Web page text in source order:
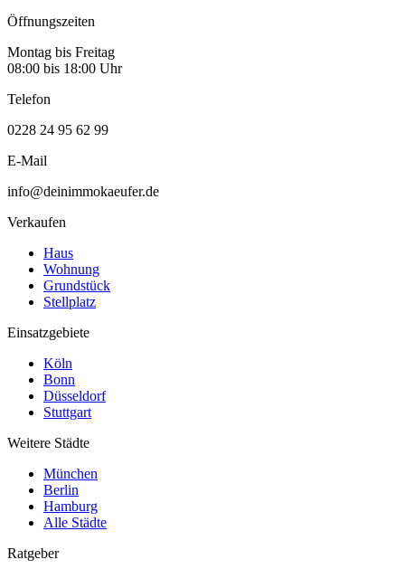
Öffnungszeiten
Montag bis Freitag
08:00 bis 18:00 Uhr
Telefon
0228 24 95 62 99
E-Mail
info@deinimmokaeufer.de
Verkaufen
Haus
Wohnung
Grundstück
Stellplatz
Einsatzgebiete
Köln
Bonn
Düsseldorf
Stuttgart
Weitere Städte
München
Berlin
Hamburg
Alle Städte
Ratgeber